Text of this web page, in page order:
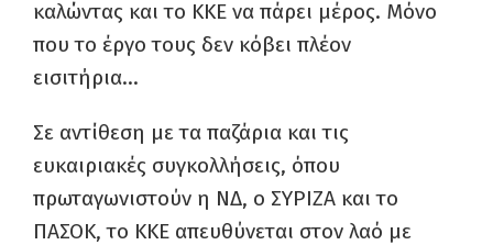
καλώντας και το ΚΚΕ να πάρει μέρος. Μόνο
που το έργο τους δεν κόβει πλέον
εισιτήρια…
Σε αντίθεση με τα παζάρια και τις
ευκαιριακές συγκολλήσεις, όπου
πρωταγωνιστούν η ΝΔ, ο ΣΥΡΙΖΑ και το
ΠΑΣΟΚ, το ΚΚΕ απευθύνεται στον λαό με